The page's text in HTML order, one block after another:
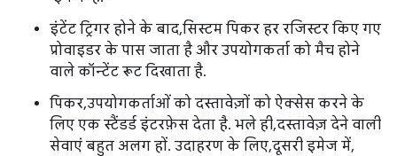
इंटेंट ट्रिगर होने के बाद, सिस्टम पिकर हर रजिस्टर किए गए
प्रोवाइडर के पास जाता है और उपयोगकर्ता को मैच होने
वाले कॉन्टेंट रूट दिखाता है.
पिकर, उपयोगकर्ताओं को दस्तावेज़ों को ऐक्सेस करने के
लिए एक स्टैंडर्ड इंटरफ़ेस देता है. भले ही, दस्तावेज़ देने वाली
सेवाएं बहुत अलग हों. उदाहरण के लिए, दूसरी इमेज में,